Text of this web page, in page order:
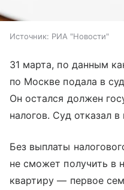
Источник: РИА "Новости"
31 марта, по данным
по Москве подала в
Он остался должен
налогов. Суд отказал
Без выплаты
не сможет получить в
квартиру — первое